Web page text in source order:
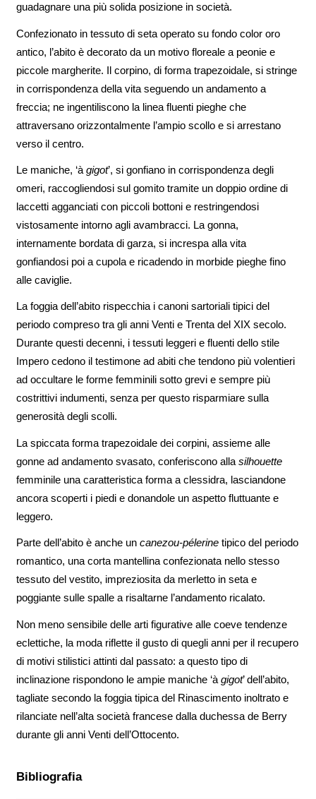
guadagnare una più solida posizione in società.
Confezionato in tessuto di seta operato su fondo color oro
antico, l’abito è decorato da un motivo floreale a peonie e
piccole margherite. Il corpino, di forma trapezoidale, si stringe
in corrispondenza della vita seguendo un andamento a
freccia; ne ingentiliscono la linea fluenti pieghe che
attraversano orizzontalmente l’ampio scollo e si arrestano
verso il centro.
Le maniche, ‘àgigot’, si gonfiano in corrispondenza degli
omeri, raccogliendosi sul gomito tramite un doppio ordine di
laccetti agganciati con piccoli bottoni e restringendosi
vistosamente intorno agli avambracci. La gonna,
internamente bordata di garza, si increspa alla vita
gonfiandosi poi a cupola e ricadendo in morbide pieghe fino
alle caviglie.
La foggia dell’abito rispecchia i canoni sartoriali tipici del
periodo compreso tra gli anni Venti e Trenta del XIX secolo.
Durante questi decenni, i tessuti leggeri e fluenti dello stile
Impero cedono il testimone ad abiti che tendono più volentieri
ad occultare le forme femminili sotto grevi e sempre più
costrittivi indumenti, senza per questo risparmiare sulla
generosità degli scolli.
La spiccata forma trapezoidale dei corpini, assieme alle
gonne ad andamento svasato, conferiscono alla silhouette
femminile una caratteristica forma a clessidra, lasciandone
ancora scoperti i piedi e donandole un aspetto fluttuante e
leggero.
Parte dell’abito è anche un canezou-pélerinetipico del periodo
romantico, una corta mantellina confezionata nello stesso
tessuto del vestito, impreziosita da merletto in seta e
poggiante sulle spalle a risaltarne l’andamento ricalato.
Non meno sensibile delle arti figurative alle coeve tendenze
eclettiche, la moda riflette il gusto di quegli anni per il recupero
di motivi stilistici attinti dal passato: a questo tipo di
inclinazione rispondono le ampie maniche ‘àgigot’ dell’abito,
tagliate secondo la foggia tipica del Rinascimento inoltrato e
rilanciate nell’alta società francese dalla duchessa de Berry
durante gli anni Venti dell’Ottocento.
Bibliografia